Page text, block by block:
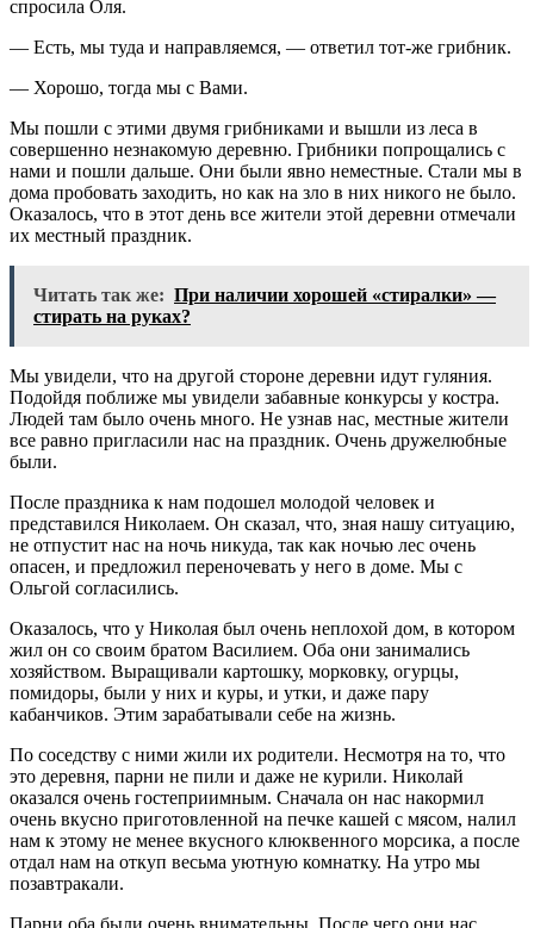
спросила Оля.
— Есть, мы туда и направляемся, — ответил тот-же грибник.
— Хорошо, тогда мы с Вами.
Мы пошли с этими двумя грибниками и вышли из леса в
совершенно незнакомую деревню. Грибники попрощались с
нами и пошли дальше. Они были явно неместные. Стали мы в
дома пробовать заходить, но как на зло в них никого не было.
Оказалось, что в этот день все жители этой деревни отмечали
их местный праздник.
Читать так же: При наличии хорошей «стиралки» —
стирать на руках?
Мы увидели, что на другой стороне деревни идут гуляния.
Подойдя поближе мы увидели забавные конкурсы у костра.
Людей там было очень много. Не узнав нас, местные жители
все равно пригласили нас на праздник. Очень дружелюбные
были.
После праздника к нам подошел молодой человек и
представился Николаем. Он сказал, что, зная нашу ситуацию,
не отпустит нас на ночь никуда, так как ночью лес очень
опасен, и предложил переночевать у него в доме. Мы с
Ольгой согласились.
Оказалось, что у Николая был очень неплохой дом, в котором
жил он со своим братом Василием. Оба они занимались
хозяйством. Выращивали картошку, морковку, огурцы,
помидоры, были у них и куры, и утки, и даже пару
кабанчиков. Этим зарабатывали себе на жизнь.
По соседству с ними жили их родители. Несмотря на то, что
это деревня, парни не пили и даже не курили. Николай
оказался очень гостеприимным. Сначала он нас накормил
очень вкусно приготовленной на печке кашей с мясом, налил
нам к этому не менее вкусного клюквенного морсика, а после
отдал нам на откуп весьма уютную комнатку. На утро мы
позавтракали.
Парни оба были очень внимательны. После чего они нас